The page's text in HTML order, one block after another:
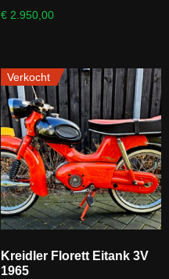
€2.950,00
Verkocht
Kreidler Florett Eitank 3V
1965